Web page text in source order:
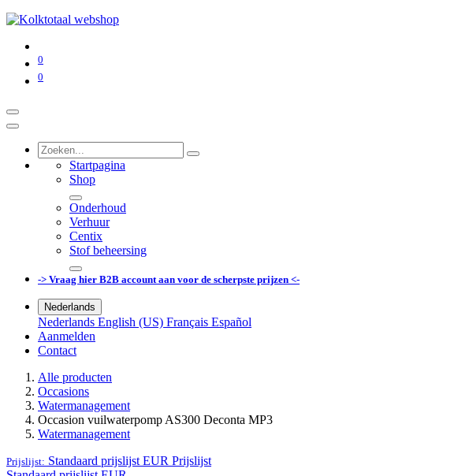
0
0
Startpagina
Shop
Onderhoud
Verhuur
Centix
Stof beheersing
-> Vraag hier B2B account aan voor de scherpste prijzen <-
Nederlands
Nederlands English (US) Français Español
Aanmelden
Contact
Alle producten
Occasions
Watermanagement
Occasion vuilwaterpomp AS300 Deconta MP3
Watermanagement
Prijslijst: Standaard prijslijst EUR Prijslijst